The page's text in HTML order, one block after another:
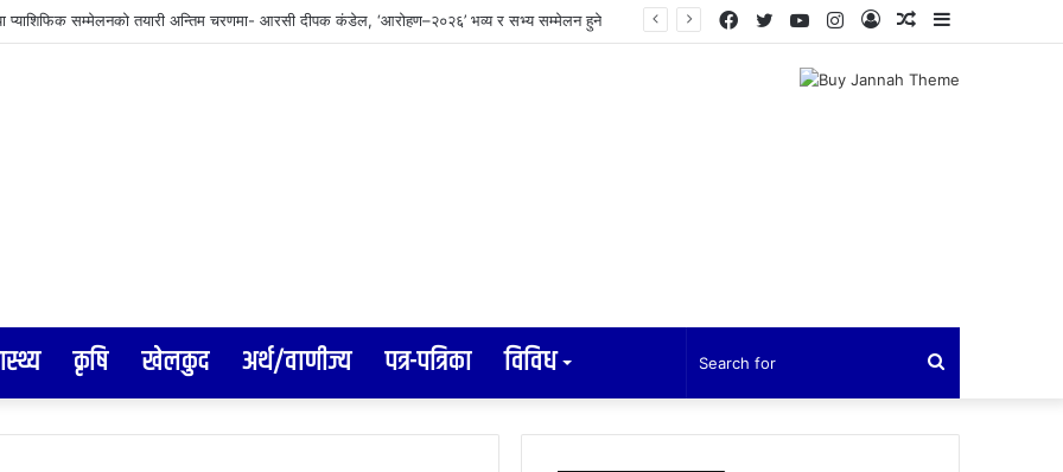
जुट्यो वीरगञ्ज महानगर, इन्टरनेट सेवा प्रदायकलाई छलफलमा बोलाइयो
Random
Log
Instagram
YouTube
Twitter
Facebook
कृषि खेलकुद अर्थ/वाणीज्य पत्र-पत्रिका विविध
for